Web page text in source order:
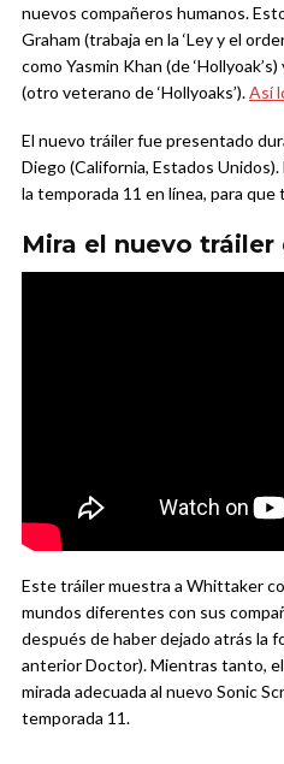
nuevos compañeros humanos.
Graham (trabaja en la ‘Ley y el
como Yasmin Khan (de
(otro veterano de ‘Hollyoaks’).Así
El nuevo tráiler fue presentado
Diego (California, Estados
la temporada 11 en línea, para
Mira el nuevo
Este tráiler muestra a Whittaker
mundos diferentes con sus
después de haber dejado atrás la
anterior Doctor). Mientras tanto,
mirada adecuada al nuevo Sonic
temporada 11.